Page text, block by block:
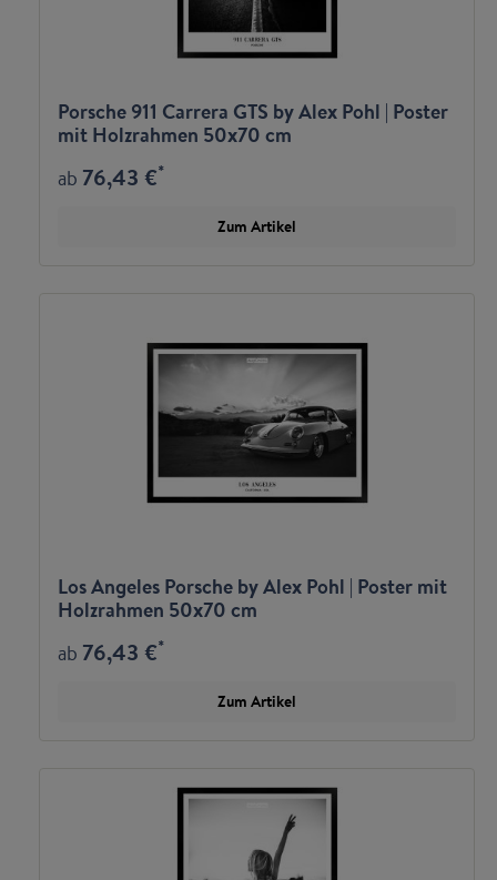
Porsche 911 Carrera GTS by Alex Pohl | Poster
mit Holzrahmen 50x70 cm
ab 76,43 €*
Zum Artikel
Los Angeles Porsche by Alex Pohl | Poster mit
Holzrahmen 50x70 cm
ab 76,43 €*
Zum Artikel